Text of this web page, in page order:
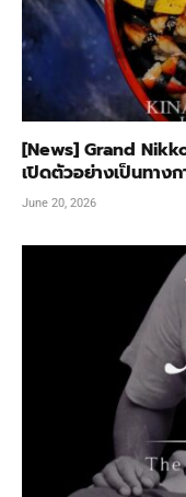
[News] Grand
เปิดตัวอย่างเป็นทางก
June 20, 2026